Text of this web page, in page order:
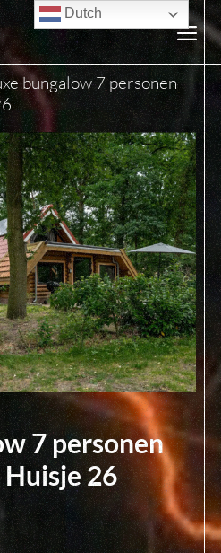
bungalow 7 personen
7 personen
26
Dutch